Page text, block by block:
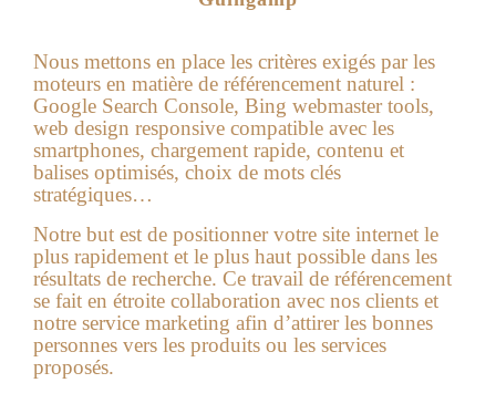
Nous mettons en place les critères exigés par les
moteurs en matière de référencement naturel :
Google Search Console, Bing webmaster tools,
web design responsive compatible avec les
smartphones, chargement rapide, contenu et
balises optimisés, choix de mots clés
stratégiques…
Notre but est de positionner votre site internet le
plus rapidement et le plus haut possible dans les
résultats de recherche. Ce travail de référencement
se fait en étroite collaboration avec nos clients et
notre service marketing afin d’attirer les bonnes
personnes vers les produits ou les services
proposés.